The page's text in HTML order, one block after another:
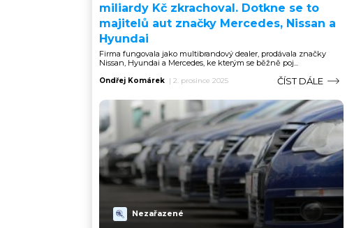
miliardy Kč zkrachoval. Dotkne se to
majitelů aut značky Mercedes, Nissan a
Hyundai
Firma fungovala jako multibrandový dealer, prodávala značky
Nissan, Hyundai a Mercedes, ke kterým se běžně poj...
Ondřej Komárek | 2. prosince 2025 ČÍST DÁLE
Nezařazené